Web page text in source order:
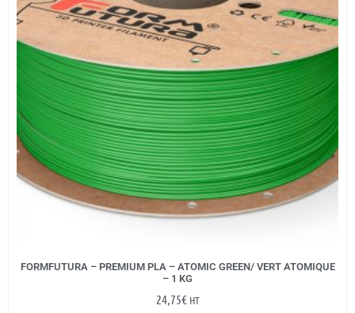
FORMFUTURA – PREMIUM PLA – ATOMIC GREEN/ VERT ATOMIQUE
– 1 KG
24,75€ HT